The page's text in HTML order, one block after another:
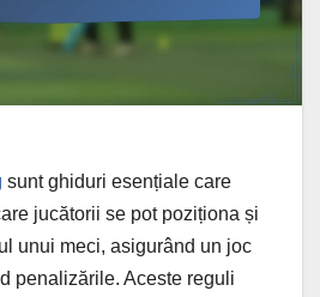
sunt ghiduri esențiale care
jucătorii se pot poziționa și
unui meci, asigurând un joc
penalizările. Aceste reguli